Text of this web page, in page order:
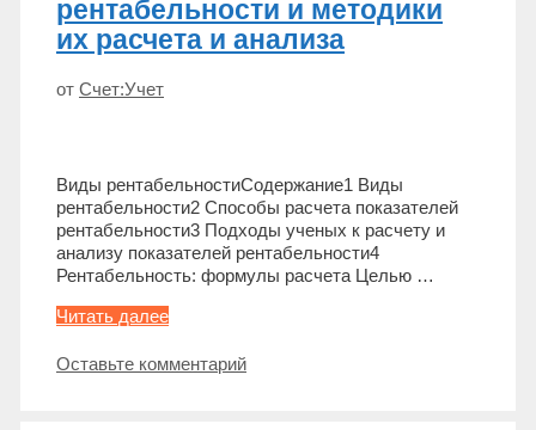
рентабельности и методики
их расчета и анализа
от Счет:Учет
Виды рентабельностиСодержание1 Виды
рентабельности2 Способы расчета показателей
рентабельности3 Подходы ученых к расчету и
анализу показателей рентабельности4
Рентабельность: формулы расчета Целью …
Читать далееВиды
рентабельности
Оставьте комментарий